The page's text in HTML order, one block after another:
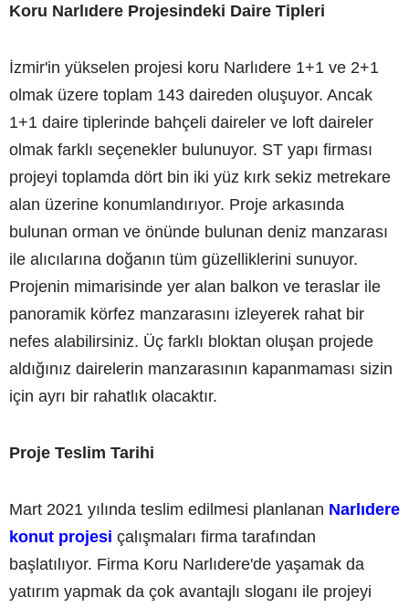
Koru Narlıdere Projesindeki Daire Tipleri
İzmir'in yükselen projesi koru Narlıdere 1+1 ve 2+1
olmak üzere toplam 143 daireden oluşuyor. Ancak
1+1 daire tiplerinde bahçeli daireler ve loft daireler
olmak farklı seçenekler bulunuyor. ST yapı firması
projeyi toplamda dört bin iki yüz kırk sekiz metrekare
alan üzerine konumlandırıyor. Proje arkasında
bulunan orman ve önünde bulunan deniz manzarası
ile alıcılarına doğanın tüm güzelliklerini sunuyor.
Projenin mimarisinde yer alan balkon ve teraslar ile
panoramik körfez manzarasını izleyerek rahat bir
nefes alabilirsiniz. Üç farklı bloktan oluşan projede
aldığınız dairelerin manzarasının kapanmaması sizin
için ayrı bir rahatlık olacaktır.
Proje Teslim Tarihi
Mart 2021 yılında teslim edilmesi planlanan Narlıdere
konut projesi çalışmaları firma tarafından
başlatılıyor. Firma Koru Narlıdere'de yaşamak da
yatırım yapmak da çok avantajlı sloganı ile projeyi